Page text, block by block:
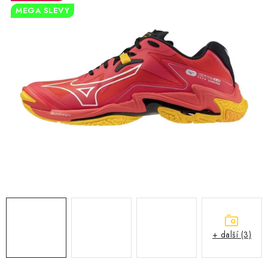
DOPLŇKY
VELIKOSTNÍ TABULKY
KONTAKT
MEGA SLEVY
+ další (3)